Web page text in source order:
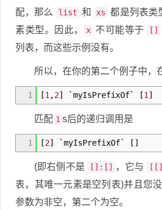
配，那么
list 和 xs 都是列表类
素类型。因此，
x 不可能等于 []
列表，而这些示例没有。
所以，在你的第二个例子中，
1 [1 ,2] `myIsPrefixOf` [1 ]
匹配 1 s后的递归调用是
1 [2] `myIsPrefixOf` [ ]
(即右侧不是 []:[] ，它与
表，其唯一元素是空列表)并且您
参数为非空，第二个为空。